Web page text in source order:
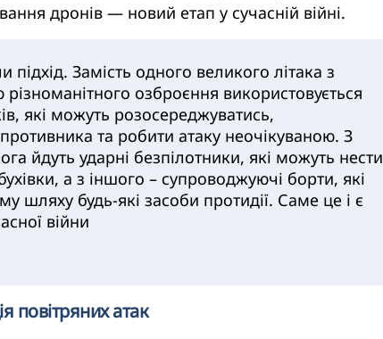
дронів — новий етап у сучасній війні.
підхід. Замість одного великого літака з
різноманітного озброєння використовується
які можуть розосереджуватись,
та робити атаку неочікуваною. З
йдуть ударні безпілотники, які можуть нести
а з іншого – супроводжуючі борти, які
шляху будь-які засоби протидії. Саме це і є
війни
повітряних атак